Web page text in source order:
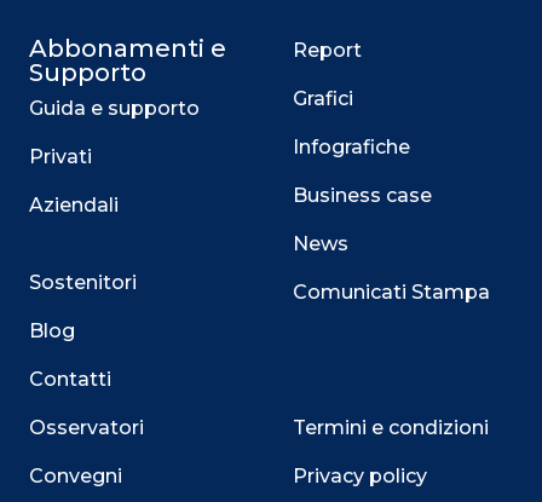
Abbonamenti e
Supporto
Guida e supporto
Privati
Aziendali
Sostenitori
Blog
Contatti
Osservatori
Convegni
Report
Grafici
Infografiche
Business case
News
Comunicati Stampa
Termini e condizioni
Privacy policy